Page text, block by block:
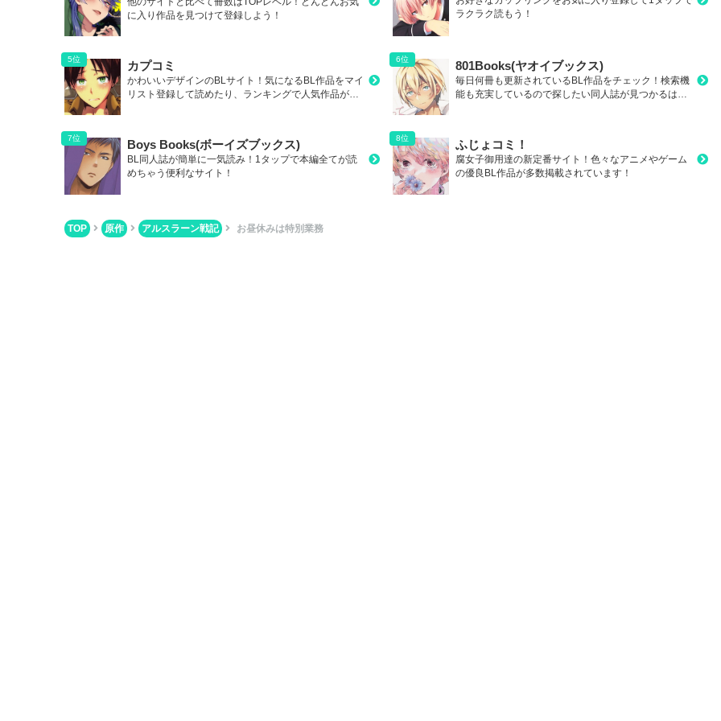
に入り作品を見つけて登録しよう！
ラクラク読もう！
カプコミ
かわいいデザインのBLサイト！気になるBL作品をマイ
リスト登録して読めたり、ランキングで人気作品が丸
801Books(ヤオイブックス)
毎日何冊も更新されているBL作品をチェック！検索機
能も充実しているので探したい同人誌が見つかるは
Boys Books(ボーイズブックス)
BL同人誌が簡単に一気読み！1タップで本編全てが読
めちゃう便利なサイト！
ふじょコミ！
腐女子御用達の新定番サイト！色々なアニメやゲーム
の優良BL作品が多数掲載されています！
TOP 原作 アルスラーン戦記 お昼休みは特別業務